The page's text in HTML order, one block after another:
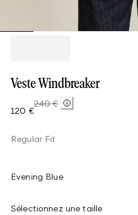
Veste Windbreaker
120 €
240 €
Regular Fit
Evening Blue
Sélectionnez une taille